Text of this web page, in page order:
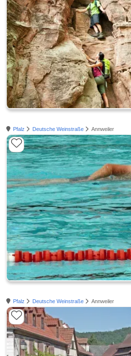
Pfalz Deutsche Weinstraße Annweiler
Pfalz Deutsche Weinstraße Annweiler